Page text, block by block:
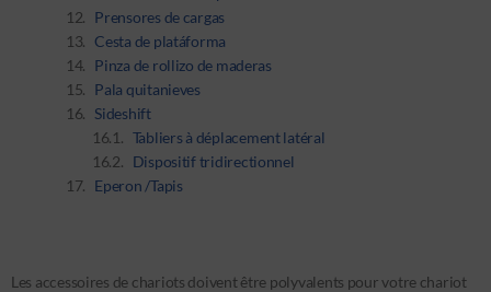
Prensores de cargas
Cesta de platáforma
Pinza de rollizo de maderas
Pala quitanieves
Sideshift
Tabliers à déplacement latéral
Dispositif tridirectionnel
Eperon /Tapis
Les accessoires de chariots doivent être polyvalents pour votre chariot